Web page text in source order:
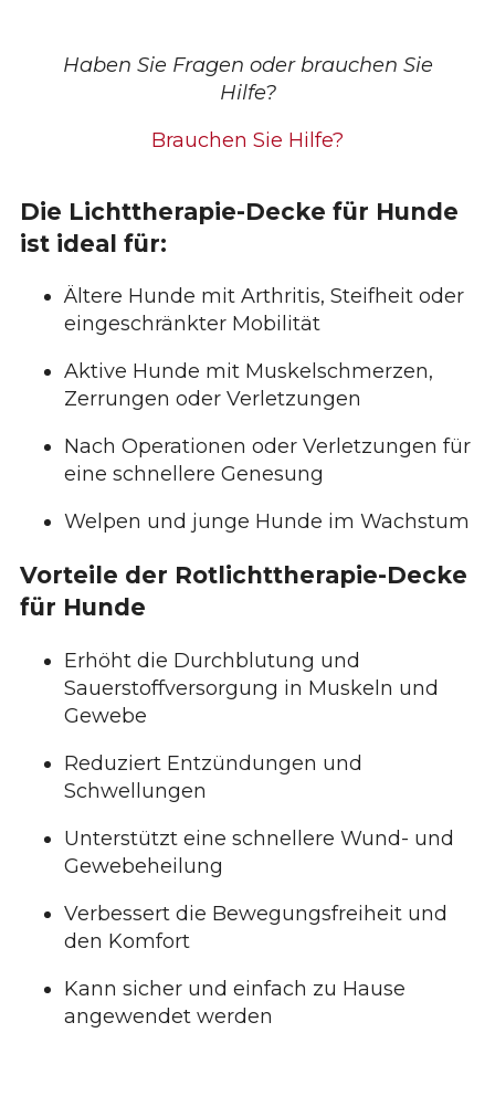
Menge
Haben Sie Fragen oder brauchen Sie
Hilfe?
Brauchen Sie Hilfe?
Die Lichttherapie-Decke für Hunde
ist ideal für:
Ältere Hunde mit Arthritis, Steifheit oder
eingeschränkter Mobilität
Aktive Hunde mit Muskelschmerzen,
Zerrungen oder Verletzungen
Nach Operationen oder Verletzungen für
eine schnellere Genesung
Welpen und junge Hunde im Wachstum
Vorteile der Rotlichttherapie-Decke
für Hunde
Erhöht die Durchblutung und
Sauerstoffversorgung in Muskeln und
Gewebe
Reduziert Entzündungen und
Schwellungen
Unterstützt eine schnellere Wund- und
Gewebeheilung
Verbessert die Bewegungsfreiheit und
den Komfort
Kann sicher und einfach zu Hause
angewendet werden